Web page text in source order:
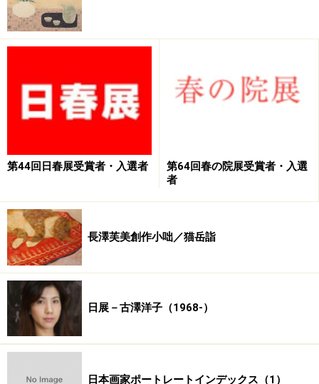
■現代日本画家【無所属・その他】一覧に戻る
■画家総索引へ
い。
Amazonで日本画関連の商品をチェック！
楽天市場で日本画関連の商品をチェック！
第44回日春展受賞者・入選者
第64回春の院展受賞者・入選
者
長澤芙美創作小咄／猫岳詣
日展－古澤洋子（1968-）
日本画家ポートレートインデックス（1）